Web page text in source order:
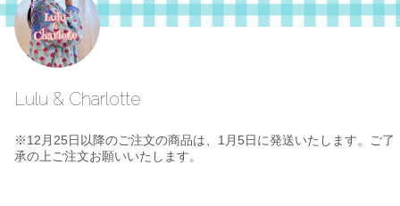
Lulu & Charlotte
※12月25日以降のご注文の商品は、1月5日に発送いたします。ご了
承の上ご注文お願いいたします。